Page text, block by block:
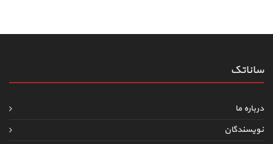
ساناتک
درباره ما
نویسندگان